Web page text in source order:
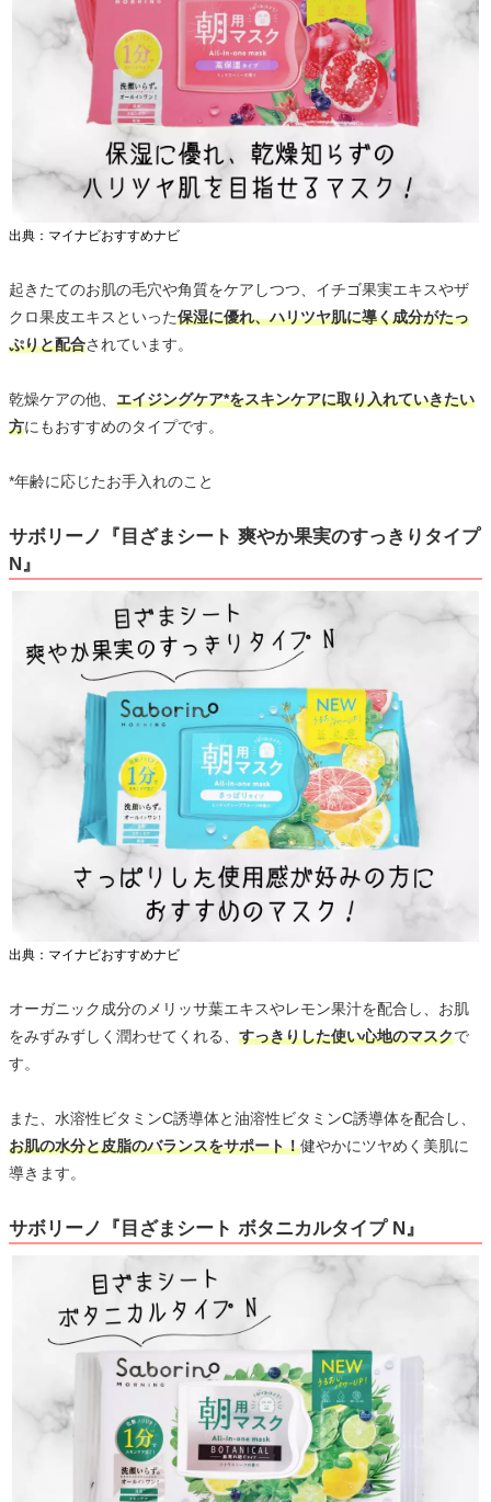
出典：マイナビおすすめナビ
起きたてのお肌の毛穴や角質をケアしつつ、イチゴ果実エキスやザ
クロ果皮エキスといった保湿に優れ、ハリツヤ肌に導く成分がたっ
ぷりと配合されています。
乾燥ケアの他、 エイジングケア*をスキンケアに取り入れていきたい
方にもおすすめのタイプです。
*年齢に応じたお手入れのこと
サボリーノ『目ざまシート 爽やか果実のすっきりタイプ
N』
出典：マイナビおすすめナビ
オーガニック成分のメリッサ葉エキスやレモン果汁を配合し、お肌
をみずみずしく潤わせてくれる、 すっきりした使い心地のマスクで
す。
また、水溶性ビタミンC誘導体と油溶性ビタミンC誘導体を配合し、
お肌の水分と皮脂のバランスをサポート！健やかにツヤめく美肌に
導きます。
サボリーノ『目ざまシート ボタニカルタイプ N』